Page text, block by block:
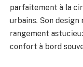
parfaitement à la
urbains. Son
rangement
confort à bord